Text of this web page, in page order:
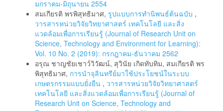
มกราคม-มิถุนายน 2554
สมเกียรติ พรพิสุทธิมาศ, รูปแบบการทํานิพนธ์ต้นฉบับ ,
วารสารหน่วยวิจัยวิทยาศาสตร์ เทคโนโลยี และสิ่ง
แวดล้อมเพื่อการเรียนรู้ (Journal of Research Unit on
Science, Technology and Environment for Learning):
Vol. 10 No. 2 (2019): กรกฎาคม-ธันวาคม 2562
อรุณ ชาญชัยเชาว์วิวัฒน์, สุวินัย เกิดทับทิม, สมเกียรติ พร
พิสุทธิมาศ, การนำจุลินทรีย์มาใช้ประโยชน์ในระบบ
เกษตรกรรมแบบยั่งยืน , วารสารหน่วยวิจัยวิทยาศาสตร์
เทคโนโลยี และสิ่งแวดล้อมเพื่อการเรียนรู้ (Journal of
Research Unit on Science, Technology and